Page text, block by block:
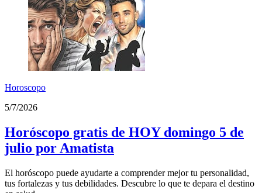
Horoscopo
5/7/2026
Horóscopo gratis de HOY domingo 5 de
julio por Amatista
El horóscopo puede ayudarte a comprender mejor tu personalidad,
tus fortalezas y tus debilidades. Descubre lo que te depara el destino